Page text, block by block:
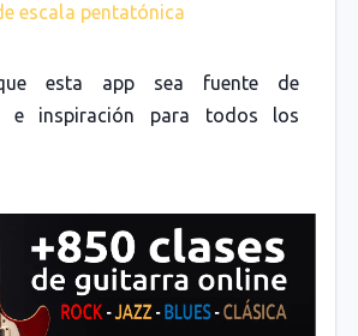
escala pentatónica
que esta app sea fuente de
e inspiración para todos los